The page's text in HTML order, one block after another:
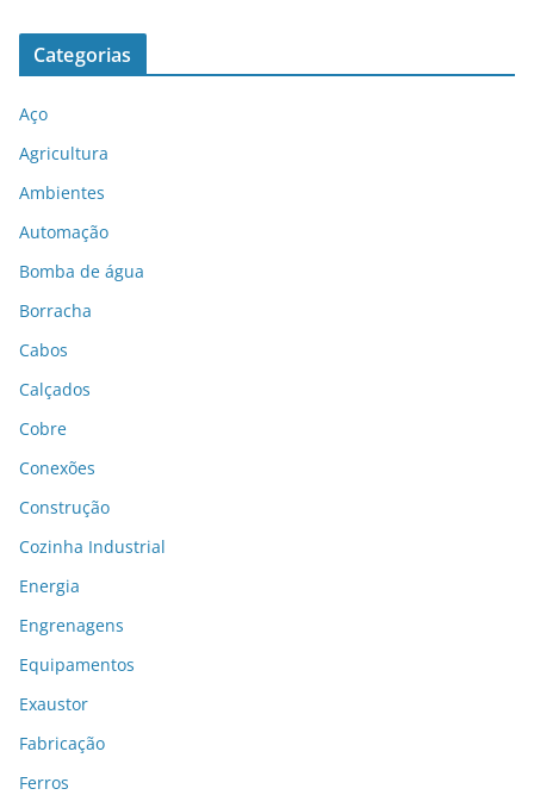
Categorias
Aço
Agricultura
Ambientes
Automação
Bomba de água
Borracha
Cabos
Calçados
Cobre
Conexões
Construção
Cozinha Industrial
Energia
Engrenagens
Equipamentos
Exaustor
Fabricação
Ferros